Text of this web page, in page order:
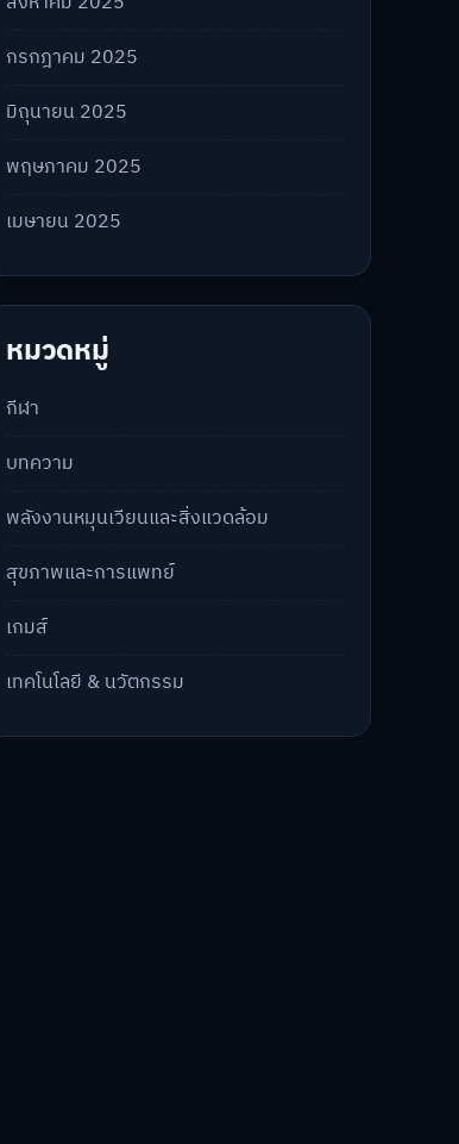
กรกฎาคม 2025
มิถุนายน 2025
พฤษภาคม 2025
เมษายน 2025
หมวดหมู่
กีฬา
บทความ
พลังงานหมุนเวียนและสิ่งแวดล้อม
สุขภาพและการแพทย์
เกมส์
เทคโนโลยี & นวัตกรรม